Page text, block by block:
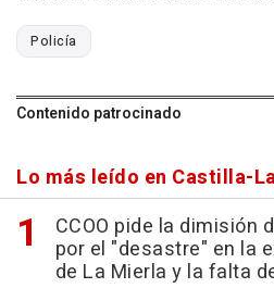
Policía
Contenido patrocinado
Lo más leído en Castilla-
CCOO pide la dimisión
por el "desastre" en la
de La Mierla y la falta